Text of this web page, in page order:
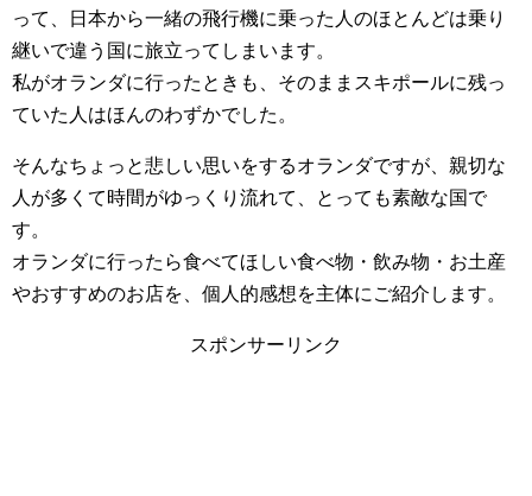
って、日本から一緒の飛行機に乗った人のほとんどは乗り
継いで違う国に旅立ってしまいます。
私がオランダに行ったときも、そのままスキポールに残っ
ていた人はほんのわずかでした。
そんなちょっと悲しい思いをするオランダですが、親切な
人が多くて時間がゆっくり流れて、とっても素敵な国で
す。
オランダに行ったら食べてほしい食べ物・飲み物・お土産
やおすすめのお店を、個人的感想を主体にご紹介します。
スポンサーリンク